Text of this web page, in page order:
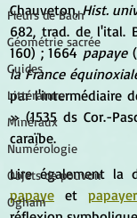
Fleurs de Bach
Géométrie sacrée
Guides
Littérature
Minéraux
Numérologie
Objets de pouvoir
Ogham
Chauveton, Hist.
682, trad. de l'ital.
160) ; 1664 papaye
la France
par l'intermédiaire
» (1535 ds Cor.-
caraïbe.
papaye et papayer